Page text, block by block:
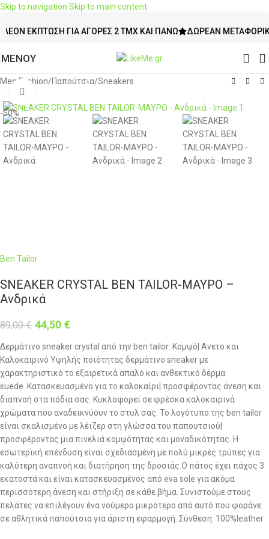
Skip to navigation Skip to main content
ΈΚΠΤΩΣΗ ΓΙΑ ΑΓΟΡΈΣ 2 ΤΜΧ ΚΑΙ ΠΆΝΩ ΔΩΡΕΆΝ ΜΕΤΑΦΟΡΙΚΆ
ΜΕΝΟΥ
Men Fashion/Παπούτσια/Sneakers
-50%
Ben Tailor
SNEAKER CRYSTAL BEN TAILOR-ΜΑΥΡΟ –
Ανδρικά
89,00€ 44,50 €
Δερμάτινο sneaker crystal από την ben tailor: Κομψό| Ανετο και
Καλοκαιρινό Υψηλής ποιότητας δερμάτινο sneaker με
χαρακτηριστικό το εξαιρετικά απαλό και ανθεκτικό δέρμα
suede. Κατασκευασμένο για το καλοκαίρι| προσφέροντας άνεση και
διαπνοή στα πόδια σας. Κυκλοφορεί σε φρέσκα καλοκαιρινά
χρώματα που αναδεικνύουν το στυλ σας. Το λογότυπο της ben tailor
είναι σκαλισμένο με λέιζερ στη γλώσσα του παπουτσιού|
προσφέροντας μια πινελιά κομψότητας και μοναδικότητας. Η
εσωτερική επένδυση είναι σχεδιασμένη με πολύ μικρές τρύπες για
καλύτερη αναπνοή και διατήρηση της δροσιάς.Ο πάτος έχει πάχος 3
εκατοστά και είναι κατασκευασμένος από eva sole για ακόμα
περισσότερη άνεση και στήριξη σε κάθε βήμα. Συνιστούμε στους
πελάτες να επιλέγουν ένα νούμερο μικρότερο από αυτό που φοράνε
σε αθλητικά παπούτσια για άριστη εφαρμογή. Σύνθεση: 100%leather